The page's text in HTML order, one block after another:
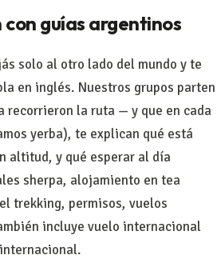
guías argentinos
solo al otro lado del mundo y te
en inglés. Nuestros grupos parten
recorrieron la ruta — y que en cada
yerba), te explican qué está
altitud, y qué esperar al día
sherpa, alojamiento en tea
trekking, permisos, vuelos
incluye vuelo internacional